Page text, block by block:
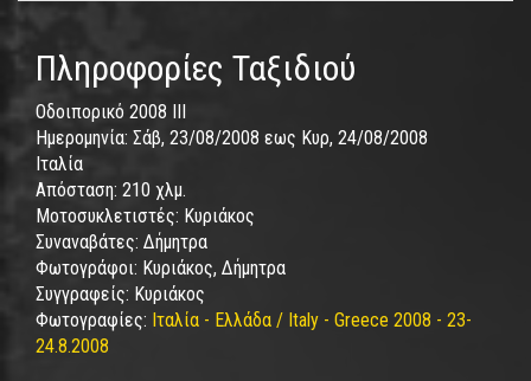
Πληροφορίες Ταξιδιού
Οδοιπορικό 2008 IΙΙ
Ημερομηνία: Σάβ, 23/08/2008 εως Κυρ, 24/08/2008
Ιταλία
Απόσταση: 210 χλμ.
Μοτοσυκλετιστές: Κυριάκος
Συναναβάτες: Δήμητρα
Φωτογράφοι: Κυριάκος, Δήμητρα
Συγγραφείς: Κυριάκος
Φωτογραφίες: Ιταλία - Ελλάδα / Italy - Greece 2008 - 23-
24.8.2008